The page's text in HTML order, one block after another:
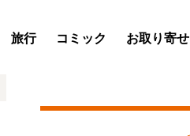
旅行 コミック お取り寄せ